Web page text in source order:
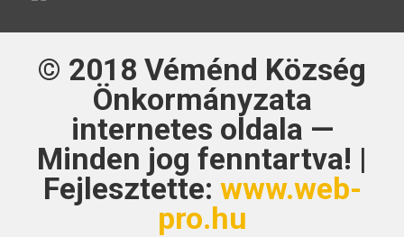
© 2018 Véménd Község
Önkormányzata
internetes oldala —
Minden jog fenntartva! |
Fejlesztette: www.web-
pro.hu